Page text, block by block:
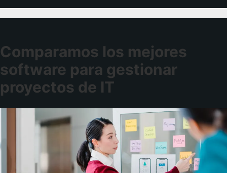
Comparamos los mejores
software para gestionar
proyectos de IT